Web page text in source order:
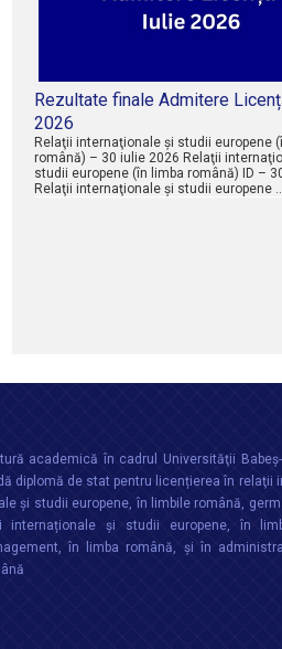
Rezultate finale Admitere
2026
Relaţii internaţionale şi studii europene
română) – 30 iulie 2026 Relaţii
studii europene (în limba română) ID –
Relaţii internaţionale şi studii europene
academică în cadrul Universităţii
diplomă de stat pentru licențierea în relaţii
şi studii europene, în limbile română,
și studii europene, în
în limba română, și în